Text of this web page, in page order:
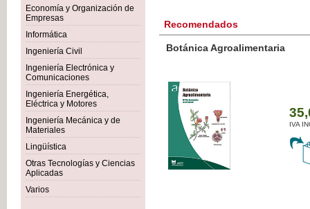
Economía y Organización de
Empresas
Informática
Ingeniería Civil
Ingeniería Electrónica y
Comunicaciones
Ingeniería Energética,
Eléctrica y Motores
Ingeniería Mecánica y de
Materiales
Lingüística
Otras Tecnologías y Ciencias
Aplicadas
Varios
Recomendados
Botánica Agroalimentaria
IVA